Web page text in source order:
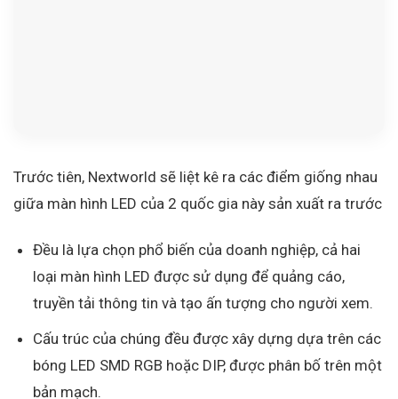
Trước tiên, Nextworld sẽ liệt kê ra các điểm giống nhau
giữa màn hình LED của 2 quốc gia này sản xuất ra trước
Đều là lựa chọn phổ biến của doanh nghiệp, cả hai
loại màn hình LED được sử dụng để quảng cáo,
truyền tải thông tin và tạo ấn tượng cho người xem.
Cấu trúc của chúng đều được xây dựng dựa trên các
bóng LED SMD RGB hoặc DIP, được phân bố trên một
bản mạch.